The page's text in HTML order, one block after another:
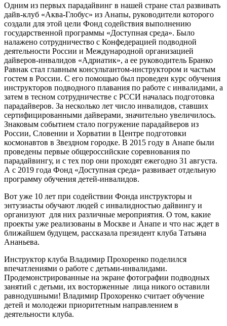
Одним из первых парадайвинг в нашей стране стал развивать
дайв-клуб «Аква-Глобус» из Анапы, руководители которого
создали для этой цели Фонд содействия выполнению
государственной программы «Доступная среда». Было
налажено сотрудничество с Конфедерацией подводной
деятельности России и Международной организацией
дайверов-инвалидов «Адриатик», а ее руководитель Бранко
Равнак стал главным консультантом-инструктором и частым
гостем в России. С его помощью был проведен курс обучения
инструкторов подводного плавания по работе с инвалидами, а
затем в тесном сотрудничестве с РССИ началась подготовка
парадайверов. За несколько лет число инвалидов, ставших
сертифицированными дайверами, значительно увеличилось.
Знаковым событием стало погружение парадайверов из
России, Словении и Хорватии в Центре подготовки
космонавтов в Звездном городке. В 2015 году в Анапе были
проведены первые общероссийские соревнования по
парадайвингу, и с тех пор они проходят ежегодно 31 августа.
А с 2019 года Фонд «Доступная среда» развивает отдельную
программу обучения детей-инвалидов.
Вот уже 10 лет при содействии Фонда инструкторы и
энтузиасты обучают людей с инвалидностью дайвингу и
организуют для них различные мероприятия. О том, какие
проекты уже реализованы в Москве и Анапе и что нас ждет в
ближайшем будущем, рассказала президент клуба Татьяна
Ананьева.
Инструктор клуба Владимир Прохоренко поделился
впечатлениями о работе с детьми-инвалидами.
Продемонстрированные на экране фотографии подводных
занятий с детьми, их восторженные лица никого оставили
равнодушными! Владимир Прохоренко считает обучение
детей и молодежи приоритетным направлением в
деятельности клуба.